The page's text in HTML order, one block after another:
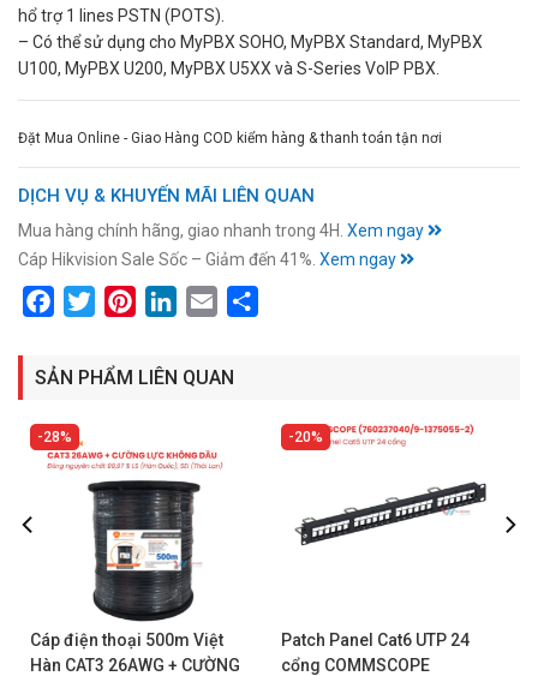
hổ trợ 1 lines PSTN (POTS).
– Có thể sử dụng cho MyPBX SOHO, MyPBX Standard, MyPBX
U100, MyPBX U200, MyPBX U5XX và S-Series VoIP PBX.
Đặt Mua Online - Giao Hàng COD kiểm hàng & thanh toán tận nơi
DỊCH VỤ & KHUYẾN MÃI LIÊN QUAN
Mua hàng chính hãng, giao nhanh trong 4H. Xem ngay
Cáp Hikvision Sale Sốc – Giảm đến 41%. Xem ngay
FacebookTwitterPinterestLinkedIn
Email
SẢN PHẨM LIÊN QUAN
28%
Cáp điện thoại 500m Việt
Hàn CAT3 26AWG + CƯỜNG
20%
Patch Panel Cat6 UTP 24
cổng COMMSCOPE